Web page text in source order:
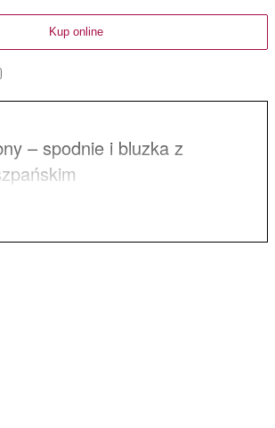
Kup online
– spodnie i bluzka z
czemu nie! Mogą być niesamowicie
rozwiązaniem – zwłaszcza takie
które proponujemy są tak